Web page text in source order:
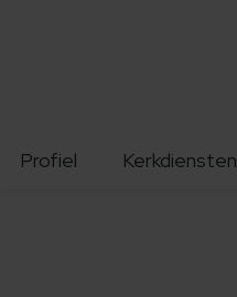
Profiel Kerkdiensten